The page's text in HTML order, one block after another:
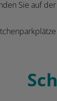
Sie auf